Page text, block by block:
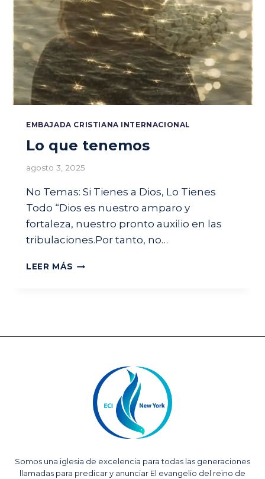
E
N
J
U
S
I
C
I
EMBAJADA CRISTIANA INTERNACIONAL
Lo que tenemos
agosto 3, 2025
No Temas: Si Tienes a Dios, Lo Tienes
Todo “Dios es nuestro amparo y
fortaleza, nuestro pronto auxilio en las
tribulaciones.Por tanto, no…
LEER MÁS L
E
Somos una iglesia de excelencia para todas las generaciones
llamadas para predicar y anunciar El evangelio del reino de